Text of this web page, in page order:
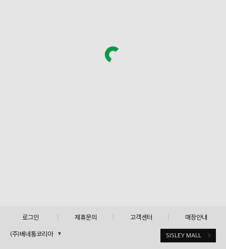
로그인 제휴문의 고객센터 매장안내
SISLEY MALL
(주)베네통코리아 ▼